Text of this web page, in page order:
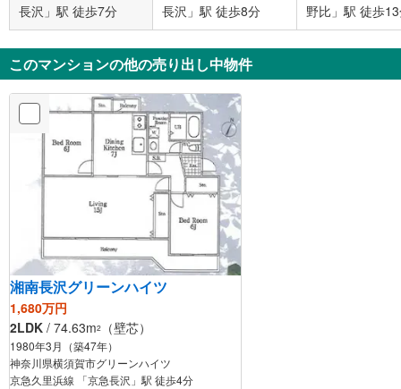
長沢」駅 徒歩7分 長沢」駅 徒歩8分 野比」駅 徒歩
このマンションの他の売り出し中物件
湘南長沢グリーンハイツ
1,680万円
2LDK / 74.63m2 （壁芯）
1980年3月（築47年）
神奈川県横須賀市グリーンハイツ
京急久里浜線 「京急長沢」駅 徒歩4分